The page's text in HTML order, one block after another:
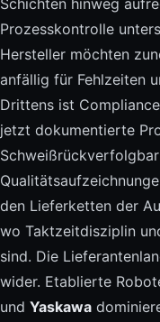
Schichten hinweg
Prozesskontrolle
Hersteller möchten
anfällig für Fehlzeiten
Drittens ist
jetzt dokumentierte
den Lieferketten der
wo Taktzeitdisziplin
sind. Die
wider. Etablierte
und Yaskawa